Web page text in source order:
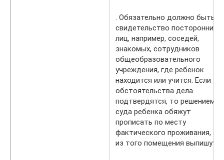
. Обязательно должно быть
свидетельство посторонних
лиц, например, соседей,
знакомых, сотрудников
общеобразовательного
учреждения, где ребенок
находится или учится. Если
обстоятельства дела
подтвердятся, то решением
суда ребенка обяжут
прописать по месту
фактического проживания, а
из того помещения выпишут.